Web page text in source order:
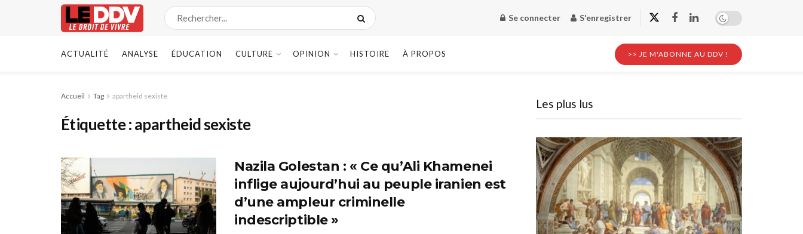
Se connecter S'enregistrer
ACTUALITÉ ANALYSE ÉDUCATION CULTURE OPINION HISTOIRE À PROPOS >> JE M'ABONNE AU DDV !
Accueil Tag apartheid sexiste
Étiquette :apartheid sexiste
Nazila Golestan : « Ce qu’Ali Khamenei
inflige aujourd’hui au peuple iranien est
d’une ampleur criminelle
indescriptible »
Les plus lus